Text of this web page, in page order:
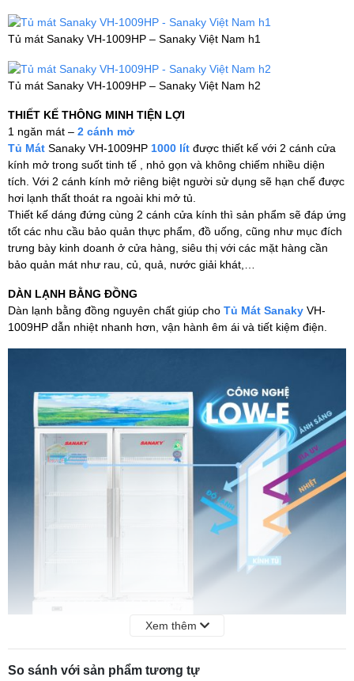
Tủ mát Sanaky VH-1009HP – Sanaky Việt Nam h1
Tủ mát Sanaky VH-1009HP – Sanaky Việt Nam h2
THIẾT KẾ THÔNG MINH TIỆN LỢI
1 ngăn mát – 2 cánh mở
Tủ Mát Sanaky VH-1009HP 1000 lít được thiết kế với 2 cánh cửa
kính mở trong suốt tinh tế , nhỏ gọn và không chiếm nhiều diện
tích. Với 2 cánh kính mở riêng biệt người sử dụng sẽ hạn chế được
hơi lạnh thất thoát ra ngoài khi mở tủ.
Thiết kế dáng đứng cùng 2 cánh cửa kính thì sản phẩm sẽ đáp ứng
tốt các nhu cầu bảo quản thực phẩm, đồ uống, cũng như mục đích
trưng bày kinh doanh ở cửa hàng, siêu thị với các mặt hàng cần
bảo quản mát như rau, củ, quả, nước giải khát,…
DÀN LẠNH BẰNG ĐỒNG
Dàn lạnh bằng đồng nguyên chất giúp cho Tủ Mát Sanaky VH-
1009HP dẫn nhiệt nhanh hơn, vận hành êm ái và tiết kiệm điện.
Xem thêm
So sánh với sản phẩm tương tự